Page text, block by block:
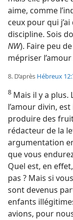
aime, comme
ceux pour qui
discipline. Sois
NW). Faire peu
mépriser
8. D’après Hébreux
8 Mais il y a plus.
l’amour divin,
produire des
rédacteur de la
argumentation
que vous
Quel est, en
pas ? Mais si
sont devenus
enfants
avions, pour